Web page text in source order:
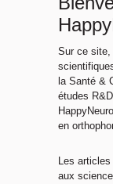
Sur ce site,
la Santé &
études
en
Les
aux